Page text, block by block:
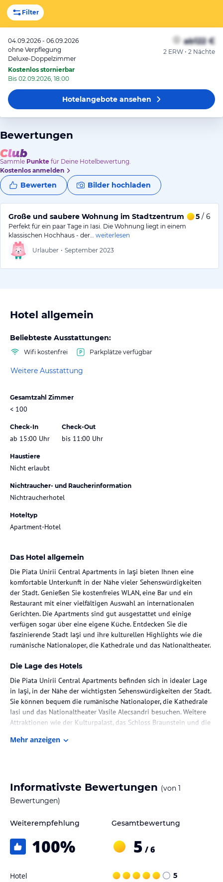
Filter
04.09.2026 - 06.09.2026
ohne Verpflegung
Deluxe-Doppelzimmer
Kostenlos stornierbar
Bis 02.09.2026, 18:00
ab122 €
2 ERW • 2 Nächte
Hotelangeboteansehen
Bewertungen
Sammle Punkte für Deine Hotelbewertung.
Kostenlos anmelden
Bewerten Bilder hochladen
Große und saubere Wohnung im Stadtzentrum von Iasi
5 / 6
Perfekt für ein paar Tage in Iasi. Die Wohnung liegt in einem
klassischen Hochhaus - der…
weiterlesen
Urlauber • September 2023
Hotel allgemein
Beliebteste Ausstattungen:
Wifi kostenfrei Parkplätze verfügbar
Weitere Ausstattung
Gesamtzahl Zimmer
< 100
Check-In
ab 15:00 Uhr
Check-Out
bis 11:00 Uhr
Haustiere
Nicht erlaubt
Nichtraucher- und Raucherinformation
Nichtraucherhotel
Hoteltyp
Apartment-Hotel
Das Hotel allgemein
Die Piata Unirii Central Apartments in Iaşi bieten Ihnen eine
komfortable Unterkunft in der Nähe vieler Sehenswürdigkeiten
der Stadt. Genießen Sie kostenfreies WLAN, eine Bar und ein
Restaurant mit einer vielfältigen Auswahl an internationalen
Gerichten. Die Apartments sind gut ausgestattet und einige
verfügen sogar über eine eigene Küche. Entdecken Sie die
faszinierende Stadt Iaşi und ihre kulturellen Highlights wie die
rumänische Nationaloper, die Kathedrale und das Nationaltheater.
Die Lage des Hotels
Die Piata Unirii Central Apartments befinden sich in idealer Lage
in Iaşi, in der Nähe der wichtigsten Sehenswürdigkeiten der Stadt.
Sie können bequem die rumänische Nationaloper, die Kathedrale
Iasi und das Nationaltheater Vasile Alecsandri besuchen. Weitere
Attraktionen wie der Kulturpalast, das Schloss Braunstein und die
Nähe. Der internationale Flughafen Iași liegt nur 10 km entfernt,
Die Piata Unirii Central Apartments bieten komfortable
Unterkünfte mit eigenem Bad, Klimaanlage, Flachbild-TV und
ausgestattete Küche mit Mikrowelle und Kochfeld. Das kostenfreie
bleiben können.
Im Aparthotel erwartet Sie ein Restaurant, das Ihnen eine Vielzahl
Mehr anzeigen
Informativste Bewertungen (von 1
Bewertungen)
Weiterempfehlung
100%
Gesamtbewertung
5 / 6
Hotel 5